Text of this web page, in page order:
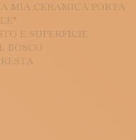
MIA CERAMICA PORTA
E SUPERFICIE
BOSCO